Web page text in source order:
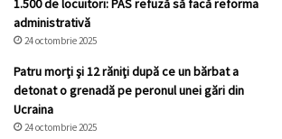
1.500 de locuitori: PAS refuză să facă reforma
administrativă
24 octombrie 2025
Patru morţi şi 12 răniţi după ce un bărbat a
detonat o grenadă pe peronul unei gări din
Ucraina
24 octombrie 2025